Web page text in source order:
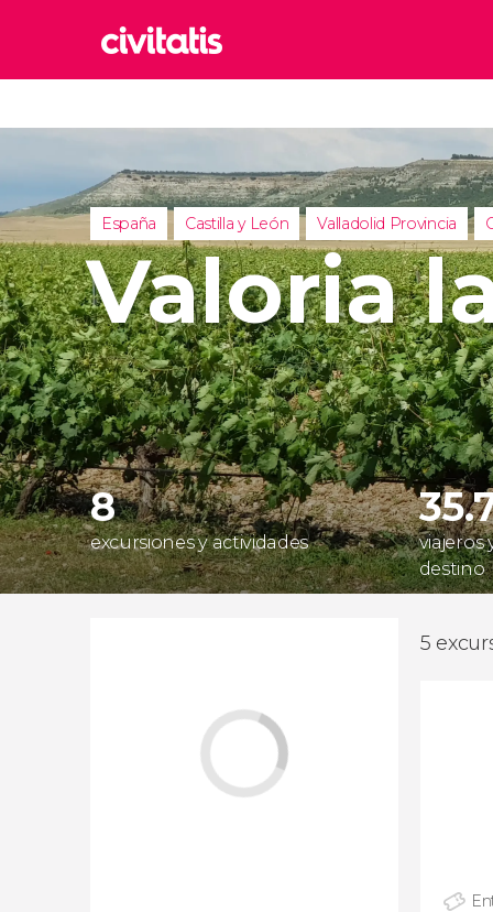
Italia
Reino
Reino
Turquía
España Castilla y León Valladolid Provincia
Valoria
8
excursiones y actividades
viajeros
destino
5